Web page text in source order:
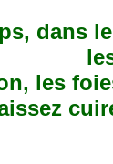
dans
les